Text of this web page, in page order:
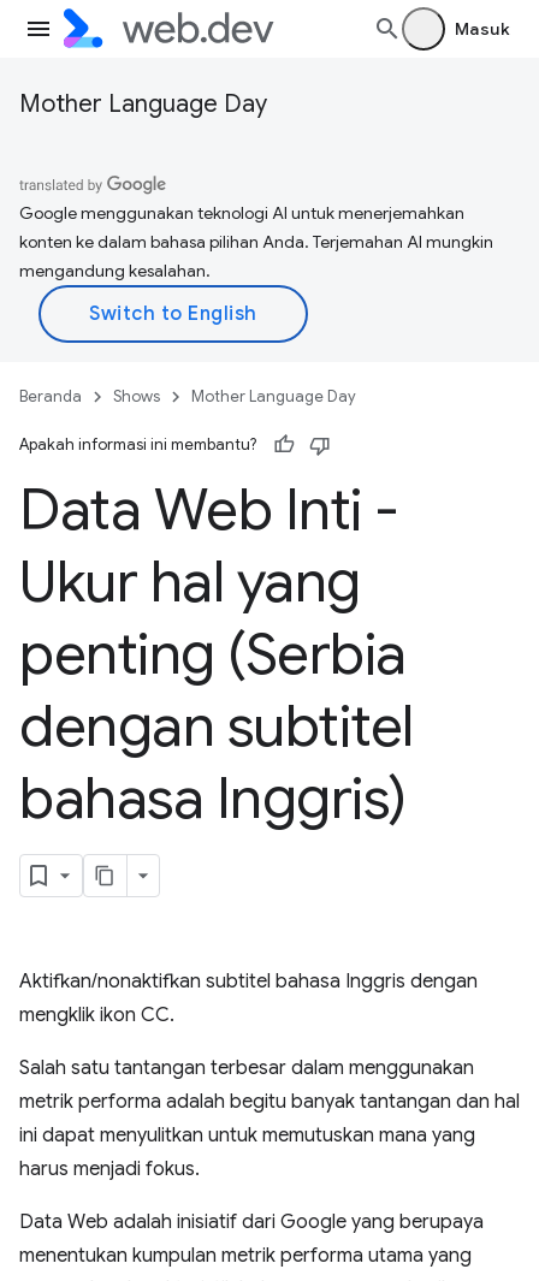
Masuk
Mother Language Day
Google menggunakan teknologi AI untuk menerjemahkan
konten ke dalam bahasa pilihan Anda. Terjemahan AI mungkin
mengandung kesalahan.
Beranda Shows Mother Language Day
Apakah informasi ini membantu?
Data Web Inti -
Ukur hal yang
penting (Serbia
dengan subtitel
bahasa Inggris)
Aktifkan/nonaktifkan subtitel bahasa Inggris dengan
mengklik ikon CC.
Salah satu tantangan terbesar dalam menggunakan
metrik performa adalah begitu banyak tantangan dan hal
ini dapat menyulitkan untuk memutuskan mana yang
harus menjadi fokus.
Data Web adalah inisiatif dari Google yang berupaya
menentukan kumpulan metrik performa utama yang